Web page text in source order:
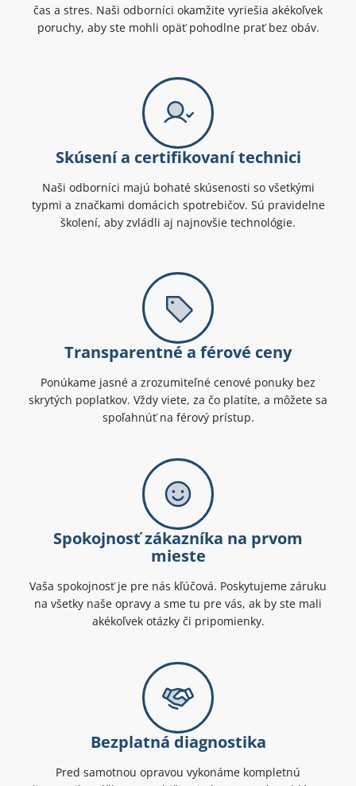
čas a stres. Naši odborníci okamžite vyriešia akékoľvek
poruchy, aby ste mohli opäť pohodlne prať bez obáv.
Skúsení a certifikovaní technici
Naši odborníci majú bohaté skúsenosti so všetkými
typmi a značkami domácich spotrebičov. Sú pravidelne
školení, aby zvládli aj najnovšie technológie.
Transparentné a férové ceny
Ponúkame jasné a zrozumiteľné cenové ponuky bez
skrytých poplatkov. Vždy viete, za čo platíte, a môžete sa
spoľahnúť na férový prístup.
Spokojnosť zákazníka na prvom
mieste
Vaša spokojnosť je pre nás kľúčová. Poskytujeme záruku
na všetky naše opravy a sme tu pre vás, ak by ste mali
akékoľvek otázky či pripomienky.
Bezplatná diagnostika
Pred samotnou opravou vykonáme kompletnú